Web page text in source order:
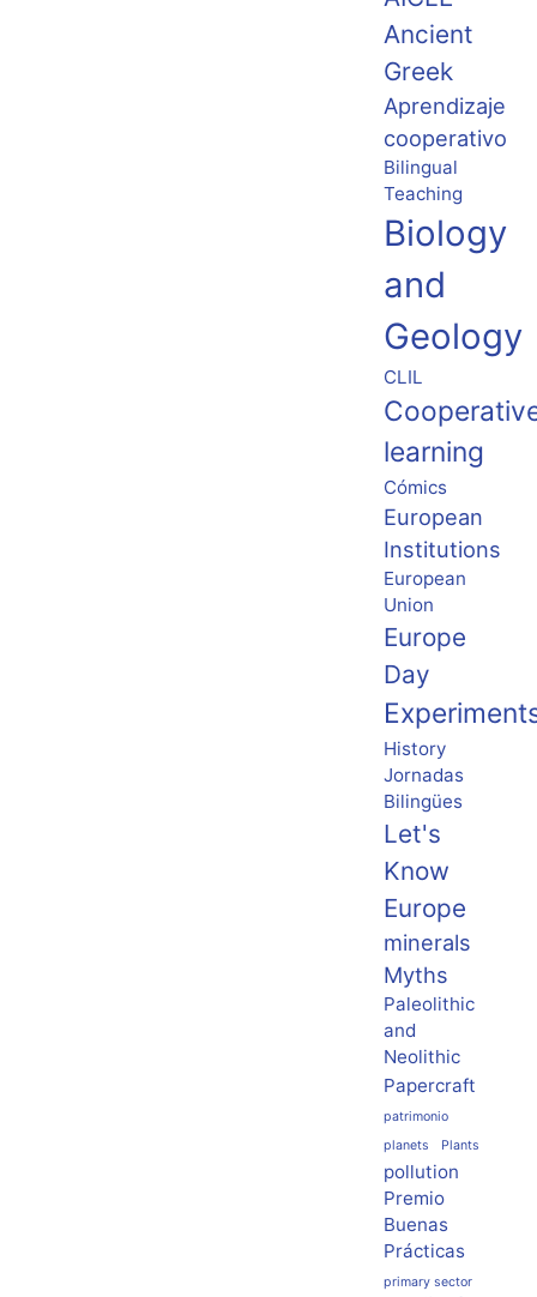
Ancient
Greek
Aprendizaje
cooperativo
Bilingual
Teaching
Biology
and
Geology
CLIL
learning
Cómics
European
Institutions
European
Union
Europe
Day
History
Jornadas
Bilingües
Let's
Know
Europe
minerals
Myths
Paleolithic
and
Neolithic
Papercraft
patrimonio
planets
Plants
pollution
Premio
Buenas
Prácticas
primary sector